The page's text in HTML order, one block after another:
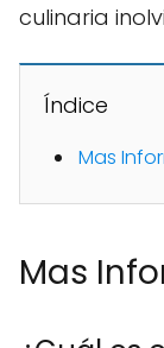
culinaria
Índice
Mas
Mas